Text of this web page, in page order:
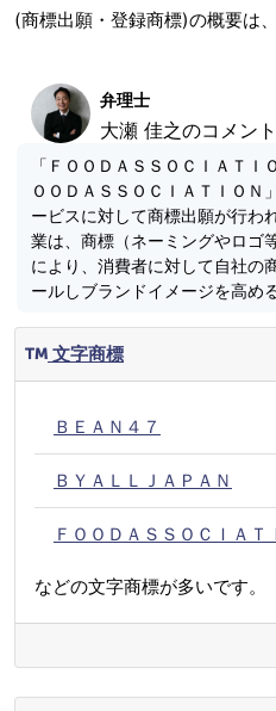
(商標出願・登録商標)の概要は
弁理士
大瀬 佳之のコメント
「ＦＯＯＤＡＳＳＯＣＩＡＴＩ
ＯＯＤＡＳＳＯＣＩＡＴＩＯＮ
ービスに対して商標出願が行わ
業は、商標（ネーミングやロゴ
により、消費者に対して自社の
ールしブランドイメージを高め
文字商標
ＢＥＡＮ４７
ＢＹＡＬＬＪＡＰＡＮ
ＦＯＯＤＡＳＳＯＣＩＡＴ
などの文字商標が多いです。